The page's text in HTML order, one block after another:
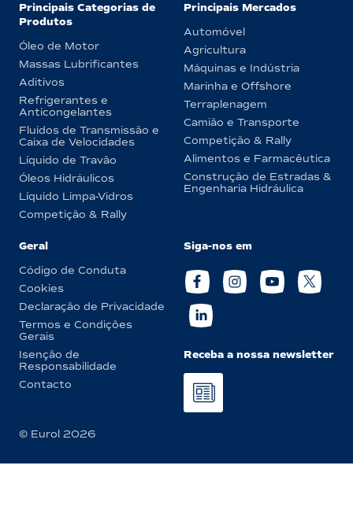
Principais Categorias de
Produtos
Óleo de Motor
Massas Lubrificantes
Aditivos
Refrigerantes e
Anticongelantes
Fluidos de Transmissão e
Caixa de Velocidades
Líquido de Travão
Óleos Hidráulicos
Líquido Limpa-Vidros
Competição & Rally
Principais Mercados
Automóvel
Agricultura
Máquinas e Indústria
Marinha e Offshore
Terraplenagem
Camião e Transporte
Competição & Rally
Alimentos e Farmacêutica
Construção de Estradas &
Engenharia Hidráulica
Geral
Código de Conduta
Cookies
Declaração de Privacidade
Termos e Condições
Gerais
Isenção de
Responsabilidade
Contacto
Siga-nos em
Receba a nossa newsletter
© Eurol 2026